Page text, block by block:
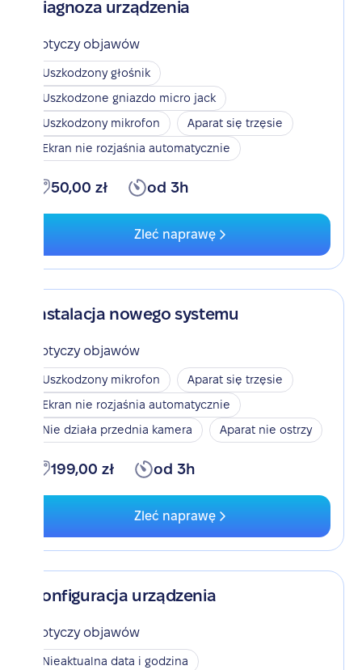
Diagnoza urządzenia
Dotyczy objawów
Uszkodzony głośnik
Uszkodzone gniazdo micro jack
Uszkodzony mikrofon
Aparat się trzęsie
Ekran nie rozjaśnia automatycznie
50,00 zł od 3h
Zleć naprawę
Instalacja nowego systemu
Dotyczy objawów
Uszkodzony mikrofon
Aparat się trzęsie
Ekran nie rozjaśnia automatycznie
Nie działa przednia kamera
Aparat nie ostrzy
199,00 zł od 3h
Zleć naprawę
Konfiguracja urządzenia
Dotyczy objawów
Nieaktualna data i godzina